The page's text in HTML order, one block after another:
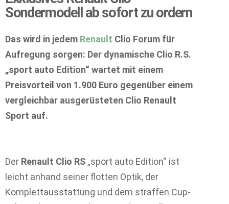
Sondermodell ab sofort zu ordern
Das wird in jedem Renault Clio Forum für
Aufregung sorgen: Der dynamische Clio R.S.
„sport auto Edition“ wartet mit einem
Preisvorteil von 1.900 Euro gegenüber einem
vergleichbar ausgerüsteten Clio Renault
Sport auf.
Der Renault Clio RS „sport auto Edition“ ist
leicht anhand seiner flotten Optik, der
Komplettausstattung und dem straffen Cup-